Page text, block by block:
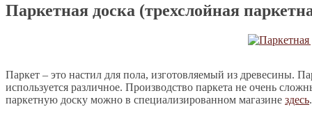
Паркетная доска (трехслойная
Паркет – это настил для пола, изготовляемый из древесины.
используется различное. Производство паркета не очень
паркетную доску можно в специализированном магазине здесь.